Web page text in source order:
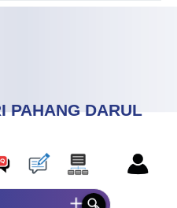
PAHANGDARUL